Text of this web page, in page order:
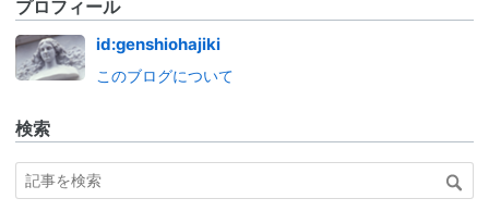
プロフィール
id:genshiohajiki
このブログについて
検索